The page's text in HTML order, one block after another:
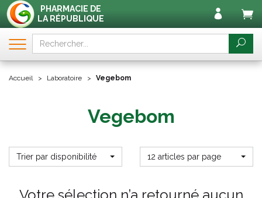
PHARMACIE DE
LA RÉPUBLIQUE
Accueil Laboratoire Vegebom
Vegebom
Trier par disponibilité 12 articles par page